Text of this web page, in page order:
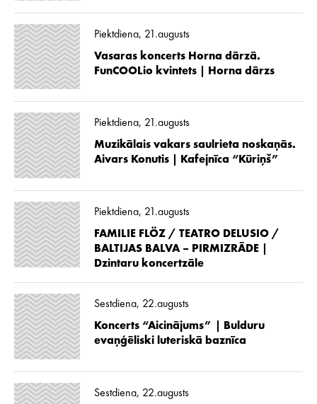
Piektdiena, 21.augusts
Vasaras koncerts Horna dārzā.
FunCOOLio kvintets | Horna dārzs
Piektdiena, 21.augusts
Muzikālais vakars saulrieta noskaņās.
Aivars Konutis | Kafejnīca “Kūriņš”
Piektdiena, 21.augusts
FAMILIE FLÖZ / TEATRO DELUSIO /
BALTIJAS BALVA – PIRMIZRĀDE |
Dzintaru koncertzāle
Sestdiena, 22.augusts
Koncerts “Aicinājums” | Bulduru
evaņģēliski luteriskā baznīca
Sestdiena, 22.augusts